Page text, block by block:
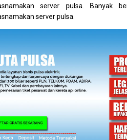
server pulsa. Banyak
server pulsa.